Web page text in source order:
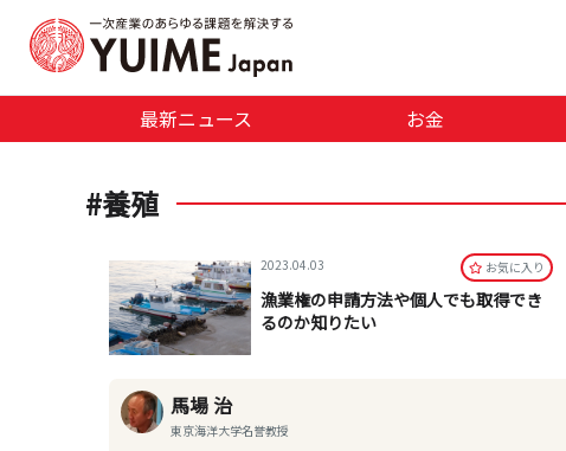
最新ニュース お金
#養殖
2023.04.03 お気に⼊り
漁業権の申請方法や個人でも取得でき
るのか知りたい
馬場 治
東京海洋大学名誉教授